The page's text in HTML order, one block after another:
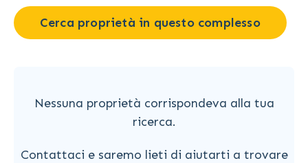
Cerca proprietà in questo complesso
Nessuna proprietà corrispondeva alla tua
ricerca.
Contattaci e saremo lieti di aiutarti a trovare